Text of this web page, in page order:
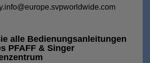
alle Bedienungsanleitungen
PFAFF & Singer